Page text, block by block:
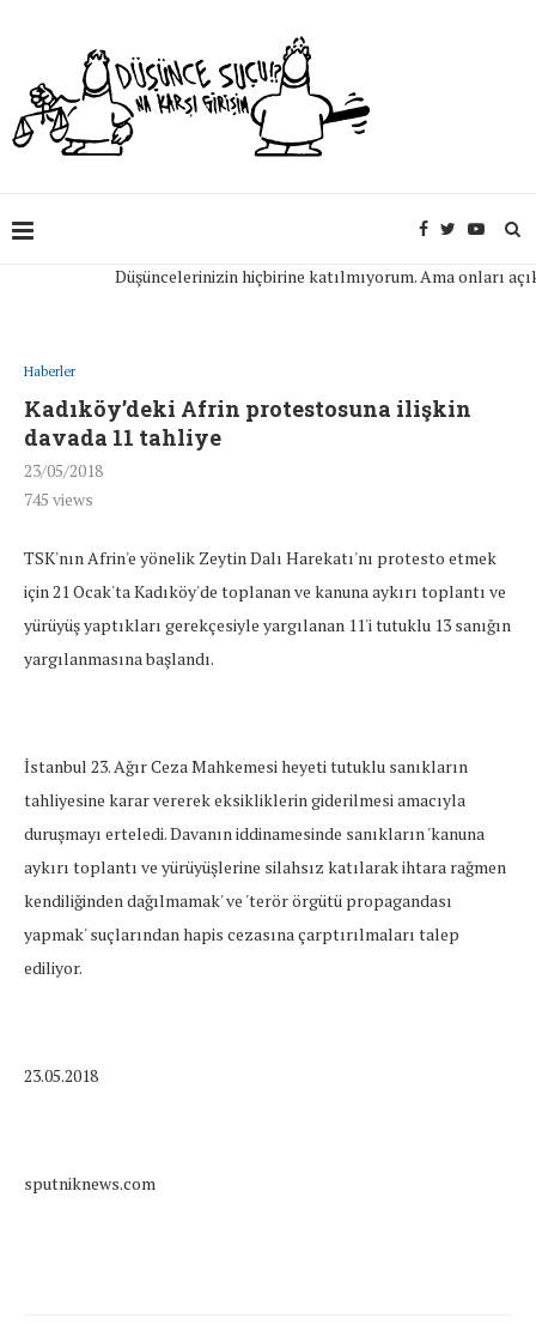
Düşüncelerinizin hiçbirine katılmıyorum. Ama onları
Haberler
Kadıköy’deki Afrin protestosuna ilişkin
davada 11 tahliye
23/05/2018
745 views
TSK'nın Afrin'e yönelik Zeytin Dalı Harekatı'nı protesto etmek
için 21 Ocak'ta Kadıköy'de toplanan ve kanuna aykırı toplantı ve
yürüyüş yaptıkları gerekçesiyle yargılanan 11'i tutuklu 13 sanığın
yargılanmasına başlandı.
İstanbul 23. Ağır Ceza Mahkemesi heyeti tutuklu sanıkların
tahliyesine karar vererek eksikliklerin giderilmesi amacıyla
duruşmayı erteledi. Davanın iddinamesinde sanıkların 'kanuna
aykırı toplantı ve yürüyüşlerine silahsız katılarak ihtara rağmen
kendiliğinden dağılmamak' ve 'terör örgütü propagandası
yapmak' suçlarından hapis cezasına çarptırılmaları talep
ediliyor.
23.05.2018
sputniknews.com